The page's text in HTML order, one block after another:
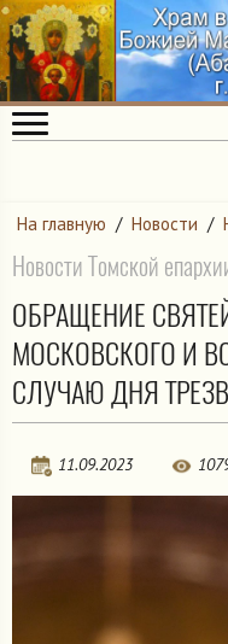
На главную / Новости /
Новости Томской
ОБРАЩЕНИЕ
МОСКОВСКОГО И
СЛУЧАЮ ДНЯ
11.09.2023